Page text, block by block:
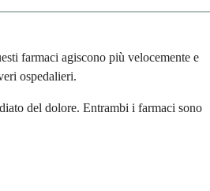
farmaci agiscono più velocemente e
ospedalieri.
del dolore. Entrambi i farmaci sono